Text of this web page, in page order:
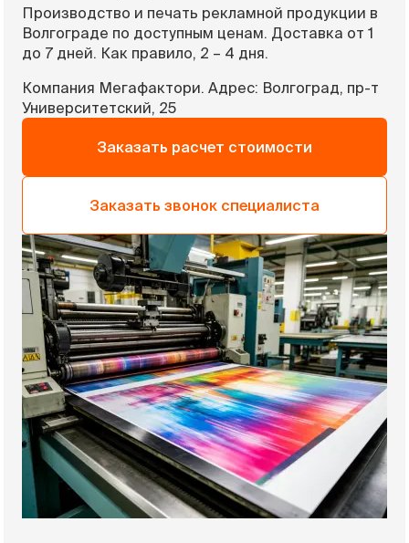
Производство и печать рекламной продукции в
Волгограде по доступным ценам. Доставка от 1
до 7 дней. Как правило, 2 – 4 дня.
Компания Мегафактори. Адрес: Волгоград, пр-т
Университетский, 25
Заказать расчет стоимости
Заказать звонок специалиста